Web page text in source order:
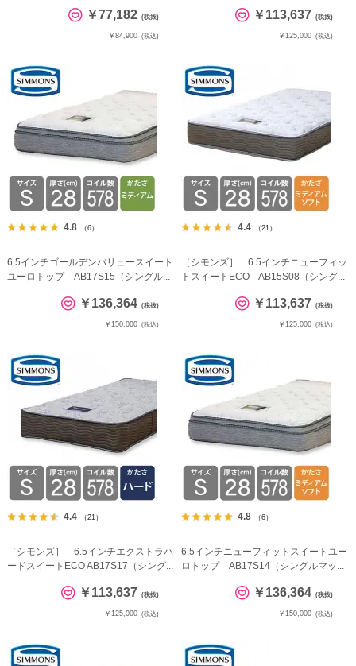
￥77,182 (税抜)
￥84,900 (税込)
￥113,637 (税抜)
￥125,000 (税込)
4.8 （6）
6.5インチゴールデンバリュースイート
ユーロトップ AB17S15（シングル...
￥136,364 (税抜)
￥150,000 (税込)
4.4 （21）
［シモンズ］ 6.5インチニューフィッ
トスイートECO AB15S08（シング...
￥113,637 (税抜)
￥125,000 (税込)
4.4 （21）
［シモンズ］ 6.5インチエクストラハ
ードスイートECO AB17S17（シング...
￥113,637 (税抜)
￥125,000 (税込)
4.8 （6）
6.5インチニューフィットスイートユー
ロトップ AB17S14（シングルマッ...
￥136,364 (税抜)
￥150,000 (税込)